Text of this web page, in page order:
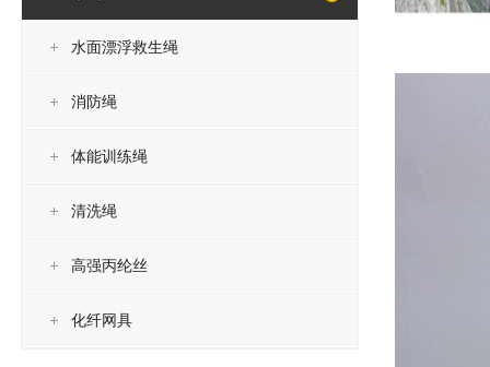
水面漂浮救生绳
消防绳
体能训练绳
清洗绳
高强丙纶丝
化纤网具